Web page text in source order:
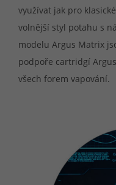
využívat jak pro
volnější styl potahu s
modelu Argus Matrix
podpoře cartridgí
všech forem vapování.